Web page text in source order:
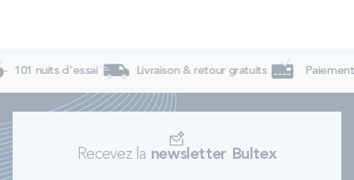
101 nuits d'essai Livraison & retour gratuits
Recevez la newsletter Bultex